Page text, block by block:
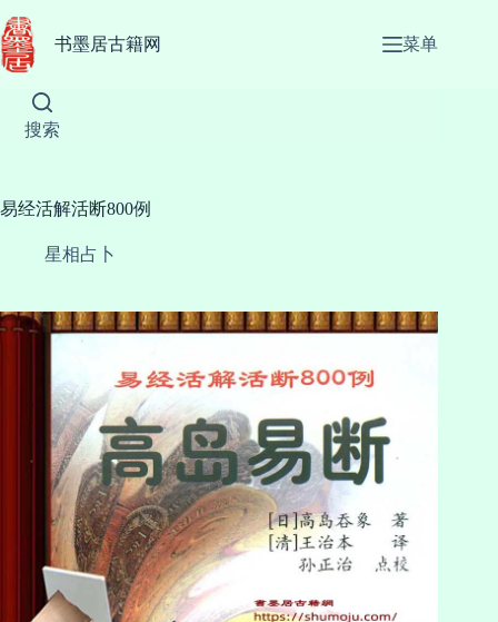
至
内
书墨居古籍网 菜单
搜索
易经活解活断800例
星相占卜